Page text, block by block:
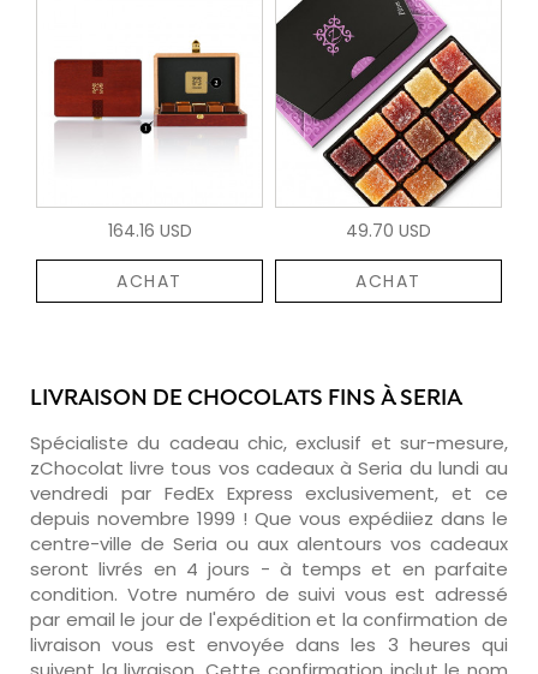
164.16 USD
ACHAT
49.70 USD
ACHAT
LIVRAISON DE CHOCOLATS FINS À SERIA
Spécialiste du cadeau chic, exclusif et sur-mesure,
zChocolat livre tous vos cadeaux à Seria du lundi au
vendredi par FedEx Express exclusivement, et ce
depuis novembre 1999 ! Que vous expédiiez dans le
centre-ville de Seria ou aux alentours vos cadeaux
seront livrés en 4 jours - à temps et en parfaite
condition. Votre numéro de suivi vous est adressé
par email le jour de l'expédition et la confirmation de
livraison vous est envoyée dans les 3 heures qui